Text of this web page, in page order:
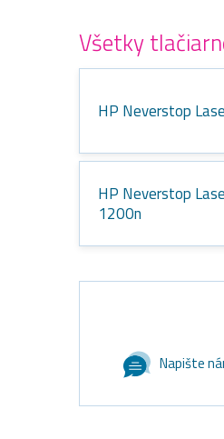
Všetky
HP Neverstop
HP Neverstop
1200n
Napište